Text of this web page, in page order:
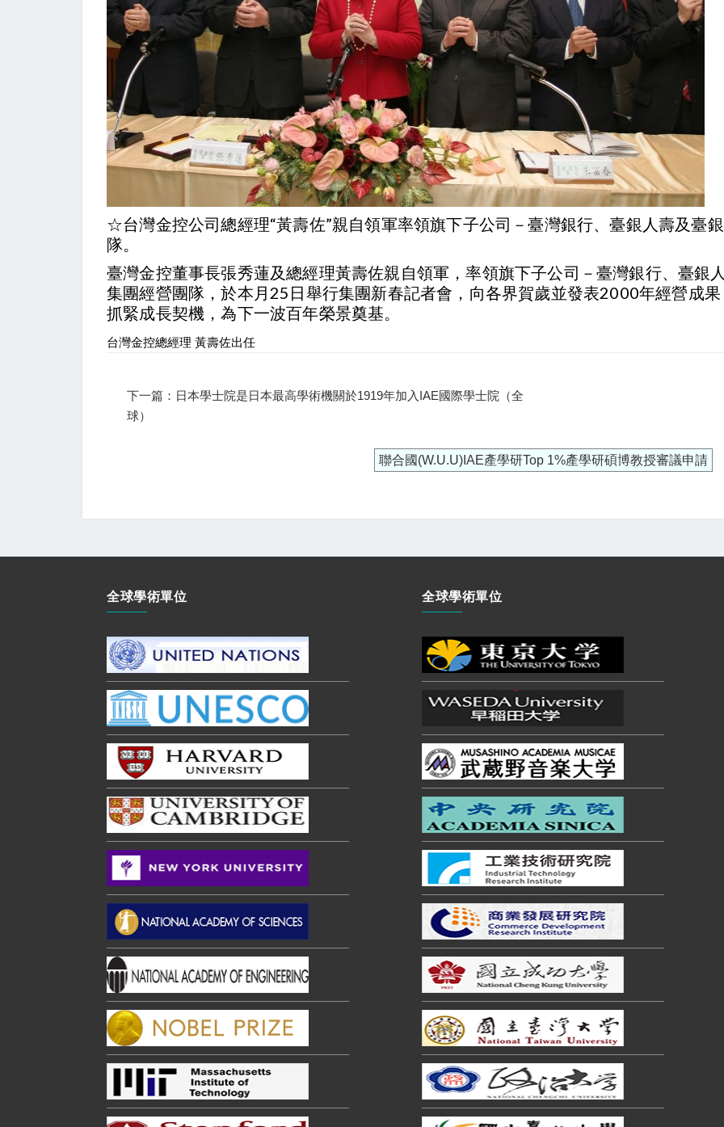
☆台灣金控公司總經理“黃壽佐”親自領軍率領旗下子公司－臺灣銀行、臺銀人壽及臺
隊。
臺灣金控董事長張秀蓮及總經理黃壽佐親自領軍，率領旗下子公司－臺灣銀行、臺銀
集團經營團隊，於本月25日舉行集團新春記者會，向各界賀歲並發表2000年經營成
抓緊成長契機，為下一波百年榮景奠基。
台灣金控總經理 黃壽佐出任
下一篇：日本學士院是日本最高學術機關於1919年加入IAE國際學士院（全
球）
聯合國(W.U.U)IAE產學研Top 1%產學研碩博教授審議申請
全球學術單位 全球學術單位